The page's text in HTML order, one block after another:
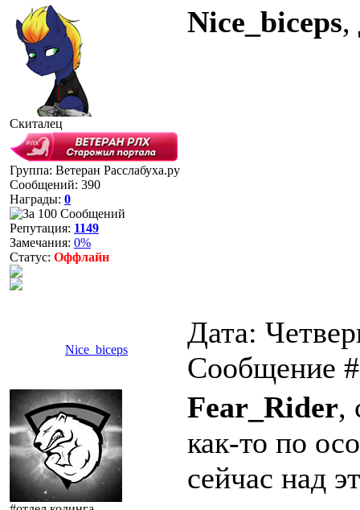
Скиталец
Группа: Ветеран Расслабуха.ру
Сообщений: 390
Награды: 0
Репутация: 1149
Замечания: 0%
Статус: Оффлайн
Nice_biceps,
Nice_biceps
Дата:
Сообщение
Fear_Rider,
как-то по
сейчас над